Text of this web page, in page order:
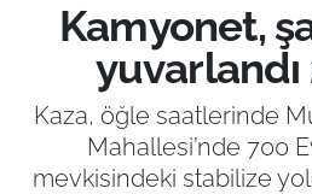
Kamyonet,
yuvarlandı
Kaza, öğle saatlerinde
Mahallesi’nde 700
mevkisindeki stabilize
ASAYİŞ
SİYASET
GÜNDEM